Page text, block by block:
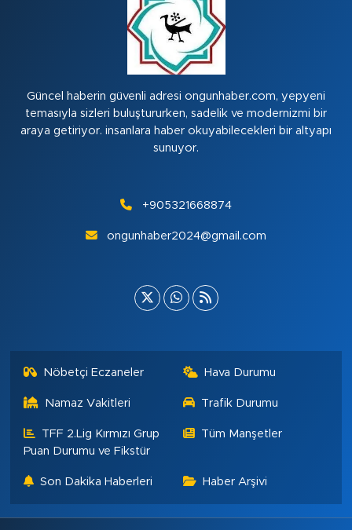
Güncel haberin güvenli adresi ongunhaber.com, yepyeni
temasıyla sizleri buluştururken, sadelik ve modernizmi bir
araya getiriyor. insanlara haber okuyabilecekleri bir altyapı
sunuyor.
+905321668874
ongunhaber2024@gmail.com
Nöbetçi Eczaneler Hava Durumu
Namaz Vakitleri Trafik Durumu
TFF 2.Lig Kırmızı Grup
Puan Durumu ve Fikstür
Tüm Manşetler
Son Dakika Haberleri Haber Arşivi